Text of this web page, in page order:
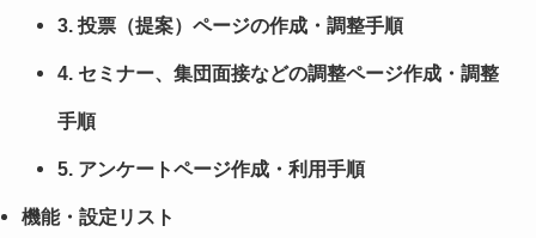
3. 投票（提案）ページの作成・調整手順
4. セミナー、集団面接などの調整ページ作成・調整
手順
5. アンケートページ作成・利用手順
機能・設定リスト